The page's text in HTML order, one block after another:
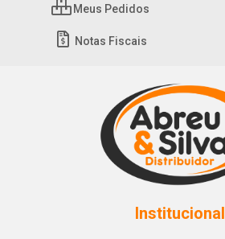
Meus Pedidos
Notas Fiscais
Institucional